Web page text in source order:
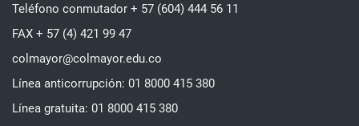
Teléfono conmutador + 57 (604) 444 56 11
FAX + 57 (4) 421 99 47
colmayor@colmayor.edu.co
Línea anticorrupción: 01 8000 415 380
Línea gratuita: 01 8000 415 380